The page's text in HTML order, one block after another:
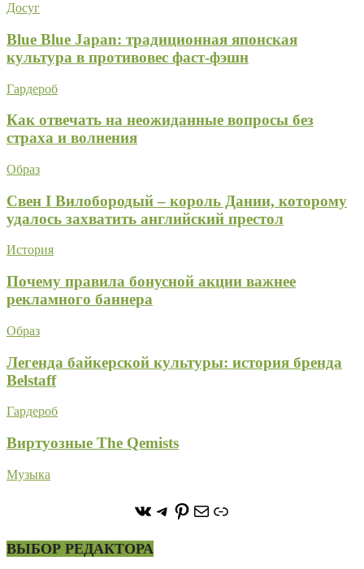
Досуг
Blue Blue Japan: традиционная японская
культура в противовес фаст-фэшн
Гардероб
Как отвечать на неожиданные вопросы без
страха и волнения
Образ
Свен I Вилобородый – король Дании, которому
удалось захватить английский престол
История
Почему правила бонусной акции важнее
рекламного баннера
Образ
Легенда байкерской культуры: история бренда
Belstaff
Гардероб
Виртуозные The Qemists
Музыка
https://vk.com/
https://t.me/stoneforest
https://
ПочтаСсылка
ВЫБОР РЕДАКТОРА